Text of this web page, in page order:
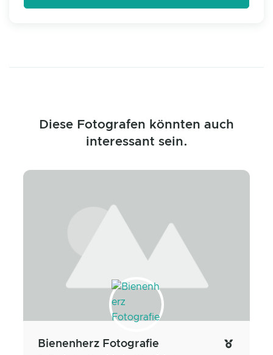
Diese Fotografen könnten auch
interessant sein.
Bienenherz Fotografie